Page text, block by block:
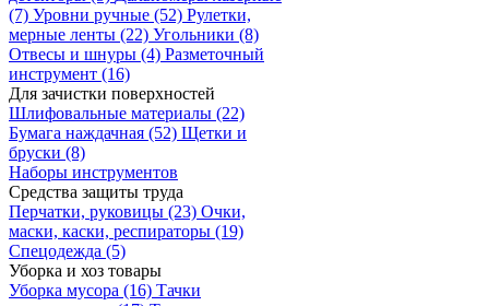
(7) Уровни ручные (52) Рулетки,
мерные ленты (22) Угольники (8)
Отвесы и шнуры (4) Разметочный
инструмент (16)
Для зачистки поверхностей
Шлифовальные материалы (22)
Бумага наждачная (52) Щетки и
бруски (8)
Наборы инструментов
Средства защиты труда
Перчатки, руковицы (23) Очки,
маски, каски, респираторы (19)
Спецодежда (5)
Уборка и хоз товары
Уборка мусора (16) Тачки